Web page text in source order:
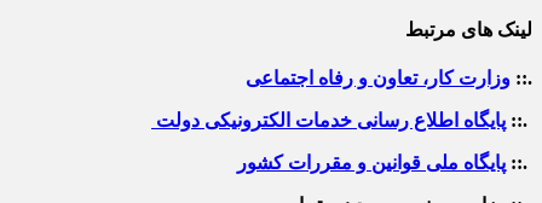
لینک های مرتبط
.:: وزارت کار، تعاون و رفاه اجتماعی
.:: پایگاه اطلاع رسانی خدمات الکترونیکی دولت
.:: پایگاه ملی قوانین و مقررات کشور